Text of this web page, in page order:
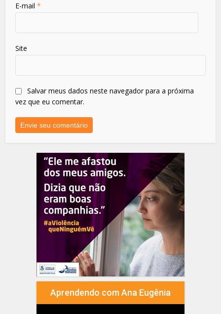
E-mail*
Site
Salvar meus dados neste navegador para a próxima
vez que eu comentar.
Aprendendo com Ana Eugênia